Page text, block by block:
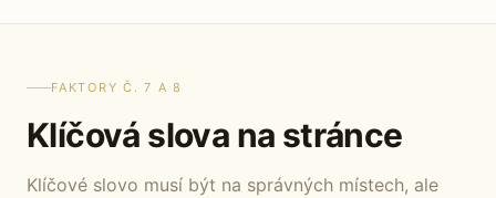
FAKTORY Č. 7 A 8
Klíčová slova na stránce
Klíčové slovo musí být na správných místech, ale